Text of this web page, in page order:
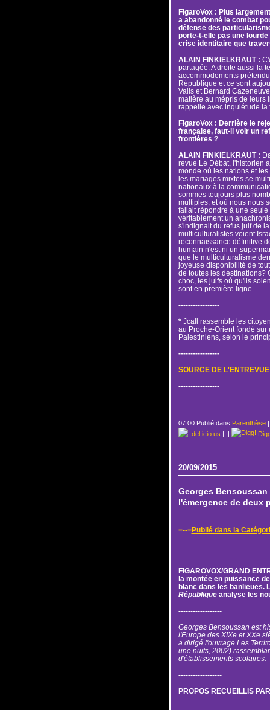
FigaroVox : Plus
a abandonné le combat
défense des
porte-t-elle pas une
crise identitaire que
ALAIN FINKIELKRAUT :
partagée. A droite aussi la
accommodements
République et ce sont
Valls et Bernard
matière au mépris de leurs
rappelle avec inquiétude la
FigaroVox : Derrière le
française, faut-il voir un
frontières ?
ALAIN FINKIELKRAUT :
revue Le Débat, l'historien
monde où les nations et
les mariages mixtes se
nationaux à la
sommes toujours plus
multiples, et où nous nous
fallait répondre à une
véritablement un
s'indignait du refus juif de
multiculturalistes voient
reconnaissance définitive
humain n'est ni un
que le multiculturalisme
joyeuse disponibilité de
de toutes les destinations?
choc, les juifs où qu'ils
sont en première ligne.
-----------------
*Jcall rassemble les
au Proche-Orient fondé sur
Palestiniens, selon le
-----------------
SOURCE DE
-----------------
07:00 Publié dans Parenthèse
del.icio.us | |
20/09/2015
Georges
l'émergence de deux
=--=Publié dans la
FIGAROVOX/GRAND
la montée en puissance
blanc dans les banlieues.
Républiqueanalyse les
------------------
Georges Bensoussan est
l'Europe des XIXe et XXe
a dirigé l'ouvrage Les
une nuits, 2002)
d'établissements scolaires.
------------------
PROPOS RECUEILLIS